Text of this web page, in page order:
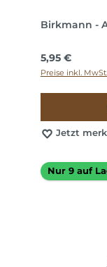
Birkmann -
Regulärer
5,95 €
Preise inkl.
Jetzt
Nur 9 auf